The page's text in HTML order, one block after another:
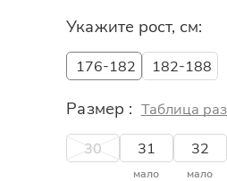
Укажите рост, см:
176-182 182-188
Размер : Таблица
30 31
мало
32
мало